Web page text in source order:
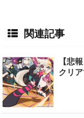
関連記事
【悲
クリ